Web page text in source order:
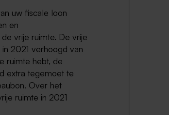
uw fiscale loon
en
vrije ruimte. De vrije
2021 verhoogd van
ruimte hebt, de
extra tegemoet te
Over het
ruimte in 2021